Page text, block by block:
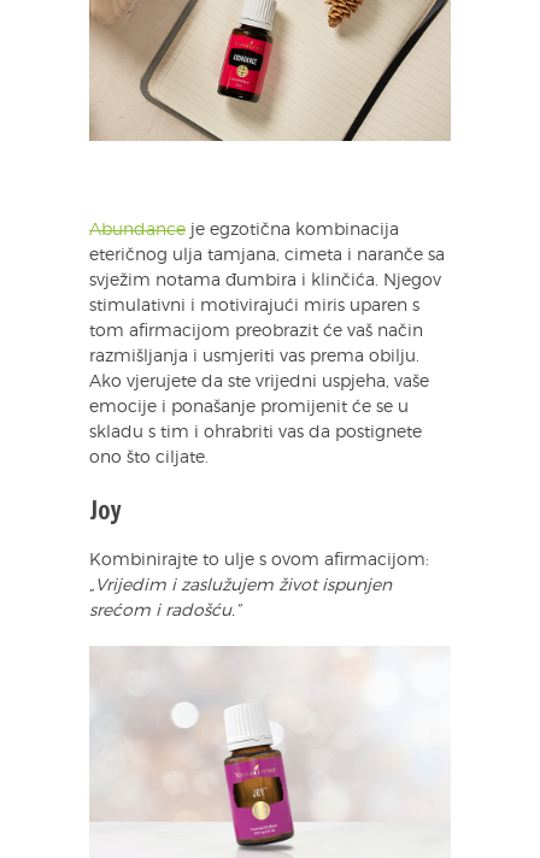
Abundance je egzotična kombinacija
eteričnog ulja tamjana, cimeta i naranče sa
svježim notama đumbira i klinčića. Njegov
stimulativni i motivirajući miris uparen s
tom afirmacijom preobrazit će vaš način
razmišljanja i usmjeriti vas prema obilju.
Ako vjerujete da ste vrijedni uspjeha, vaše
emocije i ponašanje promijenit će se u
skladu s tim i ohrabriti vas da postignete
ono što ciljate.
Joy
Kombinirajte to ulje s ovom afirmacijom:
„Vrijedim i zaslužujem život ispunjen
srećom i radošću.”